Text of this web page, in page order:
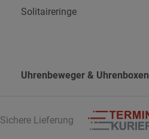
Solitaireringe
Uhrenbeweger & Uhrenboxen
Sichere Lieferung